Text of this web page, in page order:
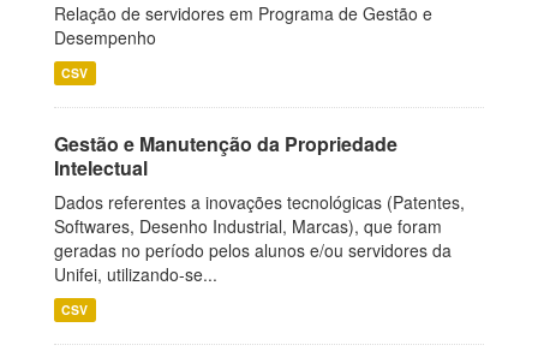
Relação de servidores em Programa de Gestão e
Desempenho
CSV
Gestão e Manutenção da Propriedade
Intelectual
Dados referentes a inovações tecnológicas (Patentes,
Softwares, Desenho Industrial, Marcas), que foram
geradas no período pelos alunos e/ou servidores da
Unifei, utilizando-se...
CSV